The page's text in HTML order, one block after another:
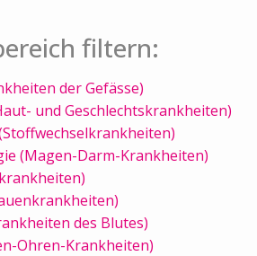
filtern:
der Gefässe)
und Geschlechtskrankheiten)
(Magen-Darm-Krankheiten)
des Blutes)
Ohren-Krankheiten)